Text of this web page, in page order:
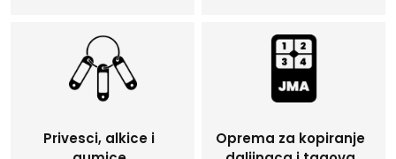
Privesci, alkice i
Oprema za kopiranje